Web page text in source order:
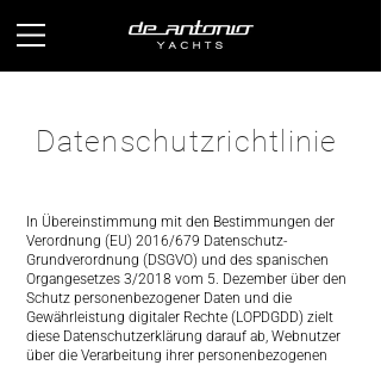
Datenschutzrichtlinie
In Übereinstimmung mit den Bestimmungen der
Verordnung (EU) 2016/679 Datenschutz-
Grundverordnung (DSGVO) und des spanischen
Organgesetzes 3/2018 vom 5. Dezember über den
Schutz personenbezogener Daten und die
Gewährleistung digitaler Rechte (LOPDGDD) zielt
diese Datenschutzerklärung darauf ab, Webnutzer
über die Verarbeitung ihrer personenbezogenen